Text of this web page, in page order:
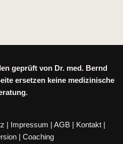
geprüft von Dr. med. Bernd
ersetzen keine medizinische
| Impressum | AGB | Kontakt |
| Coaching